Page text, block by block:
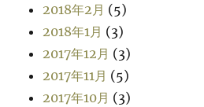
2018年2月 (5)
2018年1月 (3)
2017年12月 (3)
2017年11月 (5)
2017年10月 (3)